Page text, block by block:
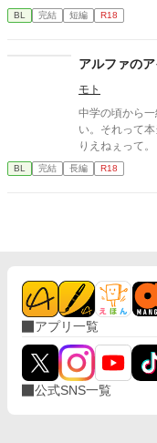
なって欲しい
思ったのだが…
BL 完結 短編 R18
アルファの
モト
中学の頃から
い。それって
りえねぇって
BL 完結 長編 R18
アプリ一覧
公式SNS一覧